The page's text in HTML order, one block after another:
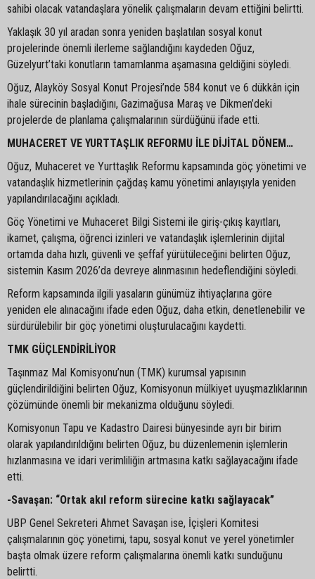
sahibi olacak vatandaşlara yönelik çalışmaların devam ettiğini belirtti.
Yaklaşık 30 yıl aradan sonra yeniden başlatılan sosyal konut
projelerinde önemli ilerleme sağlandığını kaydeden Oğuz,
Güzelyurt’taki konutların tamamlanma aşamasına geldiğini söyledi.
Oğuz, Alayköy Sosyal Konut Projesi’nde 584 konut ve 6 dükkân için
ihale sürecinin başladığını, Gazimağusa Maraş ve Dikmen’deki
projelerde de planlama çalışmalarının sürdüğünü ifade etti.
MUHACERET VE YURTTAŞLIK REFORMU İLE DİJİTAL DÖNEM…
Oğuz, Muhaceret ve Yurttaşlık Reformu kapsamında göç yönetimi ve
vatandaşlık hizmetlerinin çağdaş kamu yönetimi anlayışıyla yeniden
yapılandırılacağını açıkladı.
Göç Yönetimi ve Muhaceret Bilgi Sistemi ile giriş-çıkış kayıtları,
ikamet, çalışma, öğrenci izinleri ve vatandaşlık işlemlerinin dijital
ortamda daha hızlı, güvenli ve şeffaf yürütüleceğini belirten Oğuz,
sistemin Kasım 2026’da devreye alınmasının hedeflendiğini söyledi.
Reform kapsamında ilgili yasaların günümüz ihtiyaçlarına göre
yeniden ele alınacağını ifade eden Oğuz, daha etkin, denetlenebilir ve
sürdürülebilir bir göç yönetimi oluşturulacağını kaydetti.
TMK GÜÇLENDİRİLİYOR
Taşınmaz Mal Komisyonu’nun (TMK) kurumsal yapısının
güçlendirildiğini belirten Oğuz, Komisyonun mülkiyet uyuşmazlıklarının
çözümünde önemli bir mekanizma olduğunu söyledi.
Komisyonun Tapu ve Kadastro Dairesi bünyesinde ayrı bir birim
olarak yapılandırıldığını belirten Oğuz, bu düzenlemenin işlemlerin
hızlanmasına ve idari verimliliğin artmasına katkı sağlayacağını ifade
etti.
-Savaşan: “Ortak akıl reform sürecine katkı sağlayacak”
UBP Genel Sekreteri Ahmet Savaşan ise, İçişleri Komitesi
çalışmalarının göç yönetimi, tapu, sosyal konut ve yerel yönetimler
başta olmak üzere reform çalışmalarına önemli katkı sunduğunu
belirtti.